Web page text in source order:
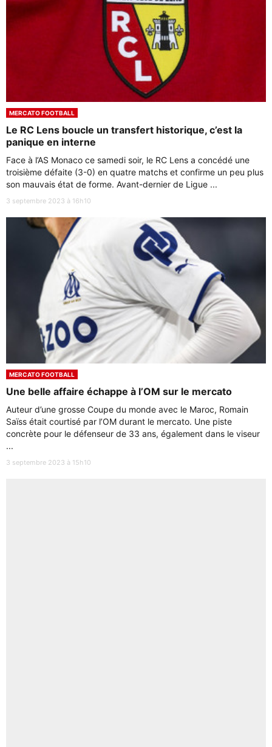
MERCATO FOOTBALL
Le RC Lens boucle un transfert historique, c’est la
panique en interne
Face à l’AS Monaco ce samedi soir, le RC Lens a concédé une
troisième défaite (3-0) en quatre matchs et confirme un peu plus
son mauvais état de forme. Avant-dernier de Ligue ...
3 septembre 2023 à 16h10
MERCATO FOOTBALL
Une belle affaire échappe à l’OM sur le mercato
Auteur d’une grosse Coupe du monde avec le Maroc, Romain
Saïss était courtisé par l’OM durant le mercato. Une piste
concrète pour le défenseur de 33 ans, également dans le viseur
...
3 septembre 2023 à 15h10